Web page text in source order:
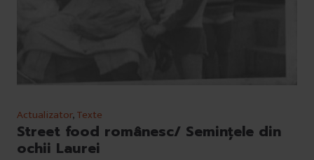
Actualizator,Texte
Street food românesc/ Semințele din
ochii Laurei